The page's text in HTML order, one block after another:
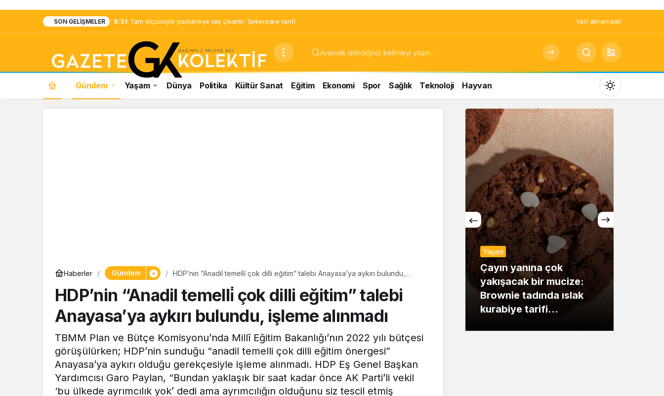
SON GELIŞMELER 5:31 Tam ölçüsüyle pastaneye taş çıkartır: Şekerpare tarifi Veri alınamadı!
Gündem Yaşam Dünya Politika Kültür Sanat Eğitim Ekonomi Spor Sağlık Teknoloji Hayvan
Mod
değiştir
Gündüz Modu
Gündüz modunu seçin.
Gece Modu
Gece modunu seçin.
Sistem Modu
Sistem modunu seçin.
Haberler Gündem
HDP’nin “Anadil temelli̇ çok dilli eğitim” talebi Anayasa’ya aykırı bulundu,
HDP’nin “Anadil temelli̇ çok dilli eğitim” talebi
Anayasa’ya aykırı bulundu, işleme alınmadı
TBMM Plan ve Bütçe Komisyonu’nda Millî Eğitim Bakanlığı’nın 2022 yılı bütçesi
görüşülürken; HDP’nin sunduğu “anadil temelli çok dilli eğitim önergesi”
Anayasa’ya aykırı olduğu gerekçesiyle işleme alınmadı. HDP Eş Genel Başkan
Yardımcısı Garo Paylan, “Bundan yaklaşık bir saat kadar önce AK Parti’li vekil
‘bu ülkede ayrımcılık yok’ dedi ama ayrımcılığın olduğunu siz tescil etmiş
Tam ölçüsüyle
pastaneye taş çıkartır:
Şekerpare tarifi
Yaşam
Çayın yanına çok
yakışacak bir mucize:
Brownie tadında ıslak
kurabiye tarifi…